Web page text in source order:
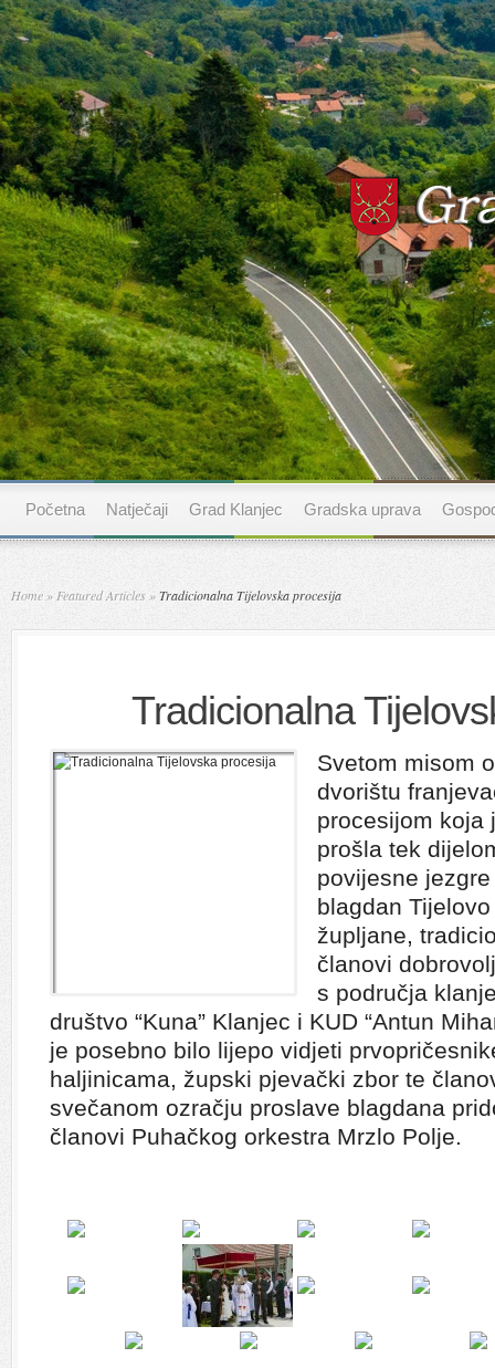
Početna Natječaji Grad Klanjec Gradska uprava
Home » Featured Articles »Tradicionalna Tijelovska procesija
Tradicionalna
Svetom misom
dvorištu
procesijom koja
prošla tek
povijesne
blagdan
župljane,
članovi
s područja
društvo “Kuna” Klanjec i KUD “Antun
je posebno bilo lijepo vidjeti
haljinicama, župski pjevački zbor te
svečanom ozračju proslave blagdana
članovi Puhačkog orkestra Mrzlo Polje.